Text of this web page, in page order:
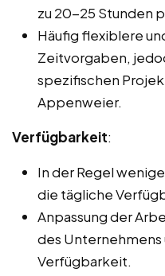
zu 20-25 Stunden
Häufig flexiblere
Zeitvorgaben,
spezifischen
Appenweier.
Verfügbarkeit:
In der Regel
die tägliche
Anpassung der
des
Verfügbarkeit.